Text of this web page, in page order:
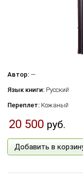
Автор: —
Язык книги: Русский
Переплет: Кожаный
20 500 руб.
Добавить в